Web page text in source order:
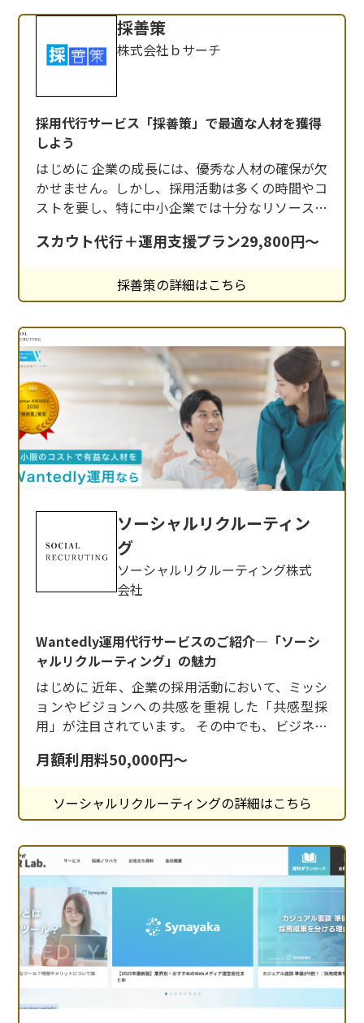
採善策
株式会社ｂサーチ
採用代行サービス「採善策」で最適な人材を獲得
しよう
はじめに 企業の成長には、優秀な人材の確保が欠
かせません。しかし、採用活動は多くの時間やコ
ストを要し、特に中小企業では十分なリソースを
な中で、企業の採用活動をトータルサポートする
のが、bサーチが提供する採用代行サービス「採
善策」です。「採善策」では、企業の採用課題を
解決するために、最適な手法を組み合わせた採用
戦略
スカウト代行＋運用支援プラン29,800円～
採善策の詳細はこちら
ソーシャルリクルーティン
グ
ソーシャルリクルーティング株式
会社
Wantedly運用代行サービスのご紹介—「ソーシ
ャルリクルーティング」の魅力
はじめに 近年、企業の採用活動において、ミッシ
ョンやビジョンへの共感を重視した「共感型採
用」が注目されています。 その中でも、ビジネス
ォンテッドリー）」は、企業の魅力を伝え、共感
する人材と出会うためのプラットフォームとして
広く認知されています。 しかし、効果的な運用に
は専門的な知識と継続的な取り組みが必要
月額利用料50,000円～
ソーシャルリクルーティングの詳細はこちら